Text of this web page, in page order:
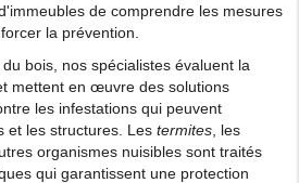
de comprendre les mesures
la prévention.
bois, nos spécialistes évaluent la
mettent en œuvre des solutions
les infestations qui peuvent
et les structures. Les termites , les
organismes nuisibles sont traités
qui garantissent une protection